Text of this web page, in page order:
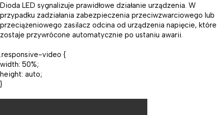
Dioda LED sygnalizuje prawidłowe działanie urządzenia. W
przypadku zadziałania zabezpieczenia przeciwzwarciowego lub
przeciążeniowego zasilacz odcina od urządzenia napięcie, które
zostaje przywrócone automatycznie po ustaniu awarii.
.responsive-video {
width: 50%;
height: auto;
}